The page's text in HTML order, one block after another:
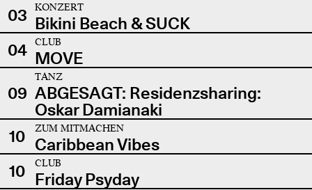
03
KONZERT
Bikini Beach & SUCK
04
CLUB
MOVE
09
TANZ
ABGESAGT: Residenzsharing:
Oskar Damianaki
10
ZUM MITMACHEN
Caribbean Vibes
10
CLUB
Friday Psyday